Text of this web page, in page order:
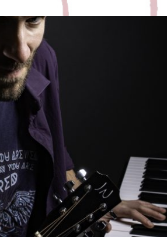
PHOTO
12 mars 2020
Juric
album. Photos réalisés par
merci pour
MORE